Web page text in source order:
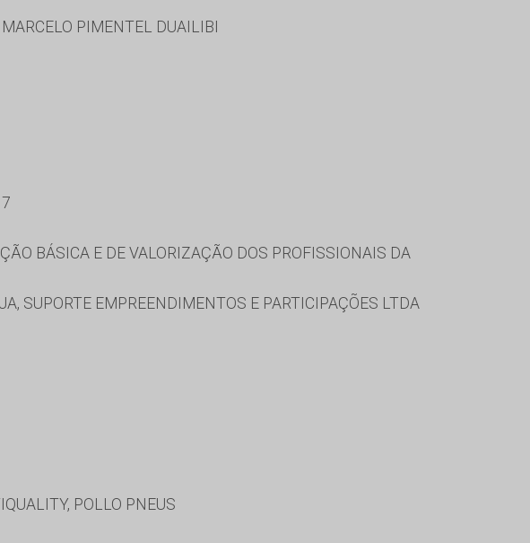
PIMENTEL DUAILIBI
BÁSICA E DE VALORIZAÇÃO DOS PROFISSIONAIS DA
SUPORTE EMPREENDIMENTOS E PARTICIPAÇÕES LTDA
POLLO PNEUS